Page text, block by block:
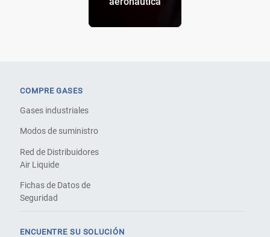
COMPRE GASES
Gases industriales
Modos de suministro
Red de Distribuidores
Air Liquide
Fichas de Datos de
Seguridad
ENCUENTRE SU SOLUCIÓN